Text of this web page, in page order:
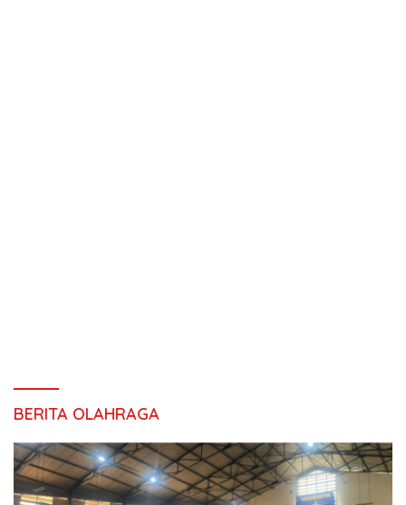
BERITA OLAHRAGA